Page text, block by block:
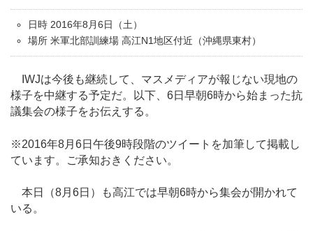
日時 2016年8月6日（土）
場所 米軍北部訓練場 高江N1地区付近（沖縄県東村）
IWJは今後も継続して、マスメディアが報じない現地の
様子を中継する予定だ。以下、6日早朝6時から始まった抗
議集会の様子をお伝えする。
※2016年8月6日午後9時段階のツイートを加筆して掲載し
ています。ご承知おきください。
本日（8月6日）も高江では早朝6時から集会が開かれて
いる。